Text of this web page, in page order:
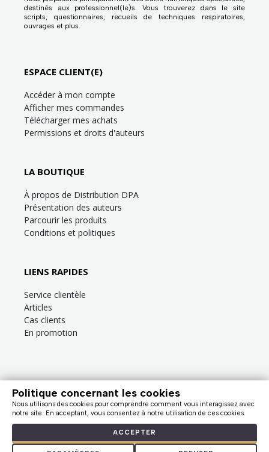
destinés aux professionnel(le)s. Vous trouverez dans le site
scripts, questionnaires, recueils de techniques respiratoires,
ouvrages et plus.
ESPACE CLIENT(E)
Accéder à mon compte
Afficher mes commandes
Télécharger mes achats
Permissions et droits d'auteurs
LA BOUTIQUE
À propos de Distribution DPA
Présentation des auteurs
Parcourir les produits
Conditions et politiques
LIENS RAPIDES
Service clientèle
Articles
Cas clients
En promotion
Besoin d’aide?Consultez laFAQ ou la section Service clientèle
Nous facturons en dollars canadiens (taxes en sus). |
© Distribution DPA, 2009 - 2026
Politique concernant les cookies
Nous utilisons des cookies pour comprendre comment vous interagissez avec
notre site. En acceptant, vous consentez à notre utilisation de ces cookies.
ACCEPTER